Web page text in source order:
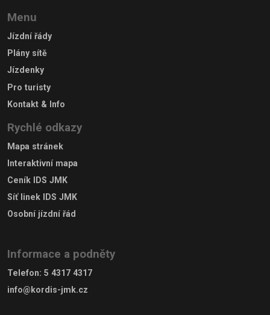
Menu
Jízdní řády
Plány sítě
Jízdenky
Pro turisty
Kontakt & Info
Rychlé odkazy
Mapa stránek
Interaktivní mapa
Ceník IDS JMK
Síť linek IDS JMK
Osobní jízdní řád
Informace a podněty
Telefon: 5 4317 4317
info@kordis-jmk.cz